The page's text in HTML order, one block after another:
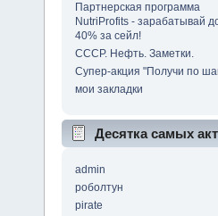
Партнерская программа
NutriProfits - зарабатывай
40% за сейл!
СССР. Нефть. Заметки.
Супер-акция "Получи по
мои закладки
Десятка самых
admin
роболтун
pirate